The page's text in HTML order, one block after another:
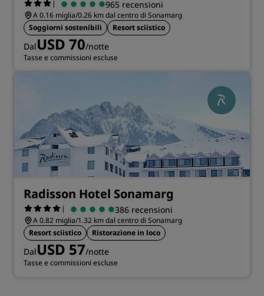
| 965 recensioni
A 0.16 miglia/0.26 km dal centro di Sonamarg
Soggiorni sostenibili
Resort sciistico
DalUSD 70/notte
Tasse e commissioni escluse
Radisson Hotel Sonamarg
| 386 recensioni
A 0.82 miglia/1.32 km dal centro di Sonamarg
Resort sciistico
Ristorazione in loco
DalUSD 57/notte
Tasse e commissioni escluse